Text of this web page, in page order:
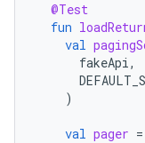
@Test
fun
val
fakeApi,
)
val pager =